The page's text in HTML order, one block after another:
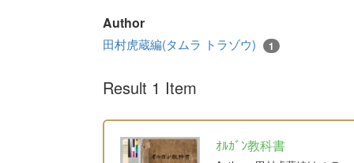
Author
田村虎蔵編(タムラ トラゾウ) 1
Result 1 Item
ｵﾙｶﾞﾝ教科書